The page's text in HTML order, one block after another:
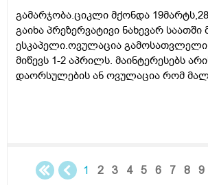
გამარჯობა.ციკლი მქონდა
გაიხა პრეზერვატივი ნახევარ საათში
ესკაპელი.ოვულაცია
მიწევს 1-2 აპრილს. მაინტერესებს
დაორსულების ან ოვულაცია რომ
კვებაზე მყავს ბავშვი ხშირდ ვერ
1 2 3 4 5 6 7 8 9